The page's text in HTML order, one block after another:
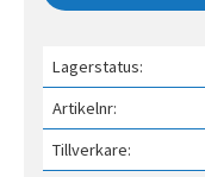
Lagerstatus
Artikelnr
Tillverkare